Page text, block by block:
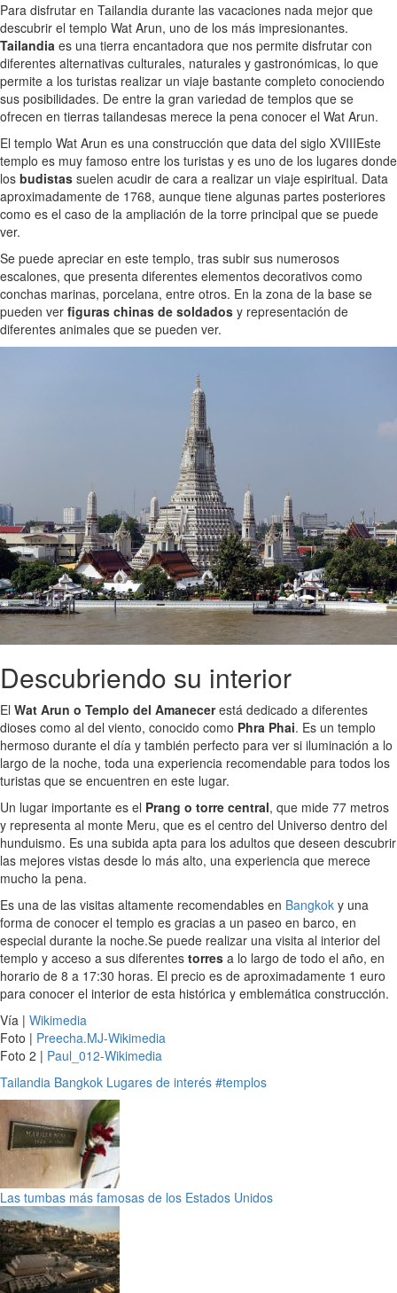
Para disfrutar en Tailandia durante las vacaciones nada mejor que
descubrir el templo Wat Arun, uno de los más impresionantes.
Tailandia es una tierra encantadora que nos permite disfrutar con
diferentes alternativas culturales, naturales y gastronómicas, lo que
permite a los turistas realizar un viaje bastante completo conociendo
sus posibilidades. De entre la gran variedad de templos que se
ofrecen en tierras tailandesas merece la pena conocer el Wat Arun.
El templo Wat Arun es una construcción que data del siglo XVIIIEste
templo es muy famoso entre los turistas y es uno de los lugares donde
los budistas suelen acudir de cara a realizar un viaje espiritual. Data
aproximadamente de 1768, aunque tiene algunas partes posteriores
como es el caso de la ampliación de la torre principal que se puede
ver.
Se puede apreciar en este templo, tras subir sus numerosos
escalones, que presenta diferentes elementos decorativos como
conchas marinas, porcelana, entre otros. En la zona de la base se
pueden ver figuras chinas de soldados y representación de
diferentes animales que se pueden ver.
Descubriendo su interior
El Wat Arun o Templo del Amanecerestá dedicado a diferentes
dioses como al del viento, conocido como Phra Phai. Es un templo
hermoso durante el día y también perfecto para ver si iluminación a lo
largo de la noche, toda una experiencia recomendable para todos los
turistas que se encuentren en este lugar.
Un lugar importante es el Prang o torre central, que mide 77 metros
y representa al monte Meru, que es el centro del Universo dentro del
hunduismo. Es una subida apta para los adultos que deseen descubrir
las mejores vistas desde lo más alto, una experiencia que merece
mucho la pena.
Es una de las visitas altamente recomendables en Bangkok y una
forma de conocer el templo es gracias a un paseo en barco, en
especial durante la noche.Se puede realizar una visita al interior del
templo y acceso a sus diferentes torres a lo largo de todo el año, en
horario de 8 a 17:30 horas. El precio es de aproximadamente 1 euro
para conocer el interior de esta histórica y emblemática construcción.
Vía | Wikimedia
Foto | Preecha.MJ-Wikimedia
Foto 2 | Paul_012-Wikimedia
Tailandia Bangkok Lugares de interés #templos
Las tumbas más famosas de los Estados Unidos